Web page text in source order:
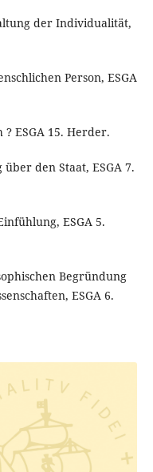
der Individualität,
Person, ESGA
? ESGA 15. Herder.
den Staat, ESGA 7.
ESGA 5.
Begründung
ESGA 6.